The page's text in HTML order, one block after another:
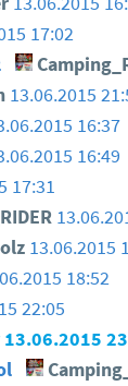
17:02
13.06.2015
16:37
16:49
17:31
13.06.2015
18:52
22:05
13.06.2015